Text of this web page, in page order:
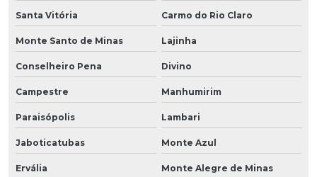
Santa Vitória Carmo do Rio Claro
Monte Santo de Minas Lajinha
Conselheiro Pena Divino
Campestre Manhumirim
Paraisópolis Lambari
Jaboticatubas Monte Azul
Ervália Monte Alegre de Minas